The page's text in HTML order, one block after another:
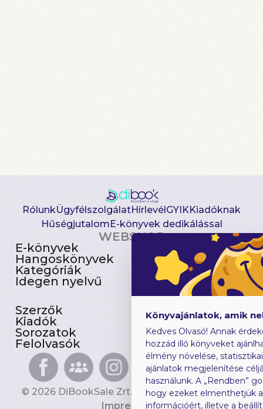
RólunkÜgyfélszolgálatHírlevélGYIKKiadóknak
HűségjutalomE-könyvek dedikálással
WEBSHOP
E-könyvek
Hangoskönyvek
Kategóriák
Idegen nyelvű
Csomagajánlatok
Akciósak
Előjegyezhetők
Újdonságok
Szerzők
Kiadók
Sorozatok
Felolvasók
Gyerekkönyvek
Heti toplista
Ajándékutalvány
Blog
© 2026 DiBookSale Zrt. Minden jog fenntartva.
Impresszum
Könyvajánlatok, amik
Kedves Olvasó! Annak
hozzád illő könyveket
élmény növelése,
ajánlatok megjelenítése
használunk. A „Rendben”
hogy ezeket elmenthetjük
információért, illetve a